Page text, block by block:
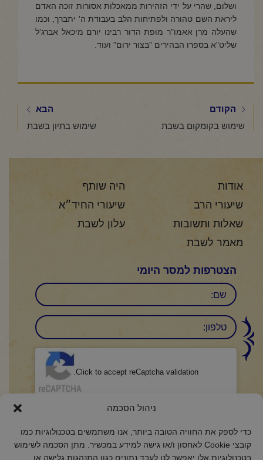
ניהול הסכמה
כדי לספק את החוויה הטובה ביותר, אנו משתמשים בטכנולוגיות כמו
קובצי Cookie לאחסון ו/או גישה למידע במכשיר. מתן הסכמה לשימוש
בטכנולוגיות אלו יאפשר לנו לעבד נתונים כגון התנהגות גלישה או
ושלום, שהרי על ידי הזהירות ממאכלות אסורות זוכה האדם
ליראת השם טהורה ולפתיחות הלב בעבודת ה' יתברך, וכמו
שהעלה מרן אאמו"ר מופת הדור רבינו יורם מיכאל אברג'ל
שליט"א בספרו הבהירים "בצור ירום" ועוד.
הקודם
שימוש בקומקום בשבת
הבא
שימוש בתיון בשבת
אודות
היה שותף
שיעורי הרב
שיעורי החיד״א
שאלות ותשובות
עלון לשבת
מאמר לשבת
הצטרפות למסר היומי
שם
טלפון:
Click to accept reCaptcha validation.